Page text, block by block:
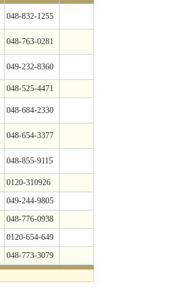
048-832-1255
048-763-0281
049-232-8360
048-525-4471
048-684-2330
048-654-3377
048-855-9115
0120-310926
049-244-9805
048-776-0938
0120-654-649
048-773-3079